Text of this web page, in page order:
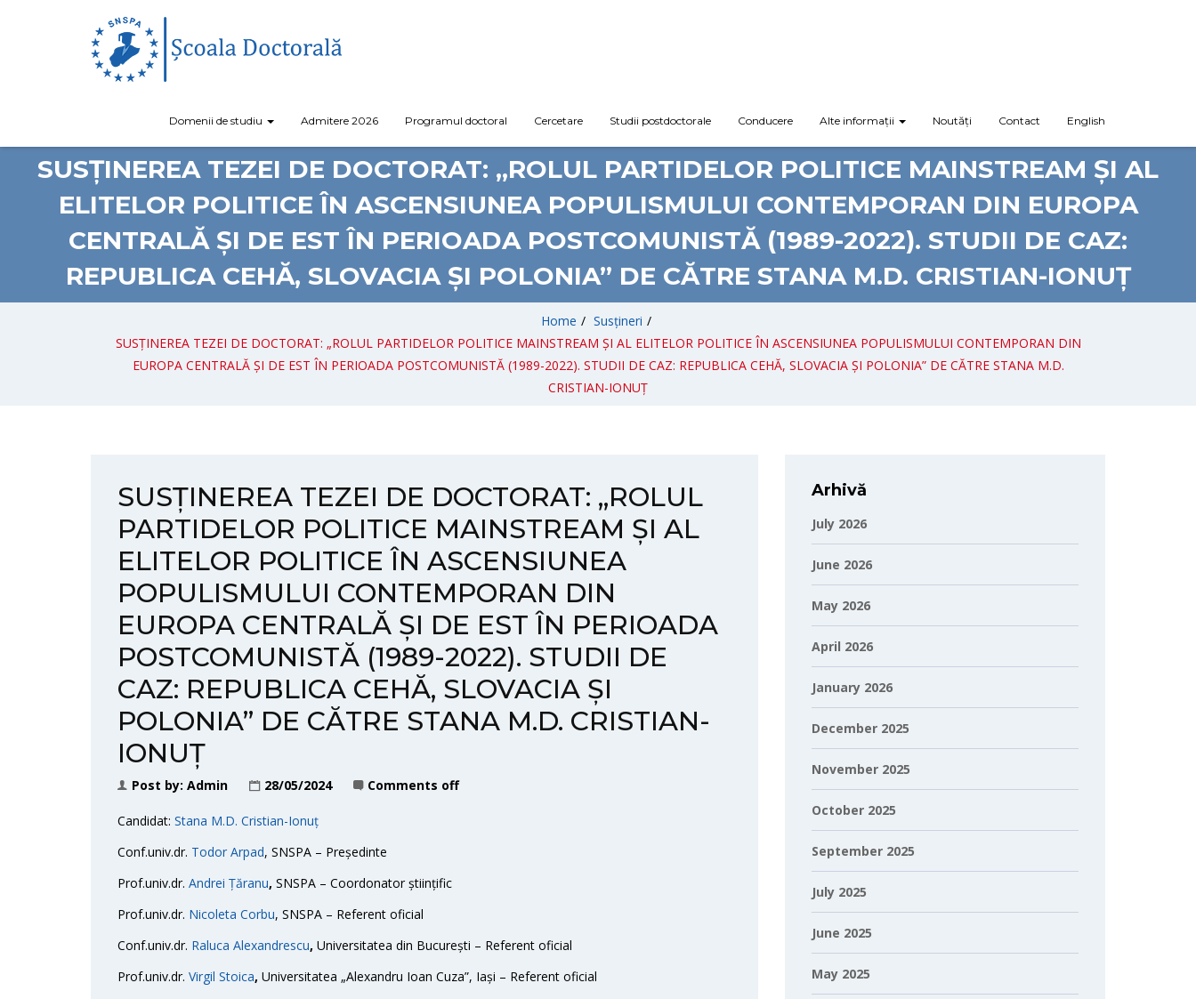
Domenii de studiu Admitere 2026 Programul doctoral Cercetare Studii postdoctorale Conducere Alte informații Noutăți Contact English
SUSȚINEREA TEZEI DE DOCTORAT: „ROLUL PARTIDELOR POLITICE MAINSTREAM ȘI AL
ELITELOR POLITICE ÎN ASCENSIUNEA POPULISMULUI CONTEMPORAN DIN EUROPA
CENTRALĂ ȘI DE EST ÎN PERIOADA POSTCOMUNISTĂ (1989-2022). STUDII DE CAZ:
REPUBLICA CEHĂ, SLOVACIA ȘI POLONIA” DE CĂTRE STANA M.D. CRISTIAN-IONUȚ
Home / Susțineri /
SUSȚINEREA TEZEI DE DOCTORAT: „ROLUL PARTIDELOR POLITICE MAINSTREAM ȘI AL ELITELOR POLITICE ÎN ASCENSIUNEA POPULISMULUI CONTEMPORAN DIN
EUROPA CENTRALĂ ȘI DE EST ÎN PERIOADA POSTCOMUNISTĂ (1989-2022). STUDII DE CAZ: REPUBLICA CEHĂ, SLOVACIA ȘI POLONIA” DE CĂTRE STANA M.D.
CRISTIAN-IONUȚ
SUSȚINEREA TEZEI DE DOCTORAT: „ROLUL
PARTIDELOR POLITICE MAINSTREAM ȘI AL
ELITELOR POLITICE ÎN ASCENSIUNEA
POPULISMULUI CONTEMPORAN DIN
EUROPA CENTRALĂ ȘI DE EST ÎN PERIOADA
POSTCOMUNISTĂ (1989-2022). STUDII DE
CAZ: REPUBLICA CEHĂ, SLOVACIA ȘI
POLONIA” DE CĂTRE STANA M.D. CRISTIAN-
IONUȚ
Post by: Admin 28/05/2024 Comments off
Candidat: Stana M.D. Cristian-Ionuț
Conf.univ.dr. Todor Arpad, SNSPA – Președinte
Prof.univ.dr. Andrei Țăranu, SNSPA – Coordonator științific
Prof.univ.dr. Nicoleta Corbu, SNSPA – Referent oficial
Conf.univ.dr. Raluca Alexandrescu, Universitatea din București – Referent oficial
Prof.univ.dr. Virgil Stoica, Universitatea „Alexandru Ioan Cuza”, Iași – Referent oficial
Arhivă
July 2026
June 2026
May 2026
April 2026
January 2026
December 2025
November 2025
October 2025
September 2025
July 2025
June 2025
May 2025